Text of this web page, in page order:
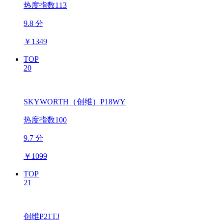
热度指数113
9.8 分
￥ 1349
TOP
20
SKYWORTH（创维）P18WY
热度指数100
9.7 分
￥ 1099
TOP
21
创维P21TJ